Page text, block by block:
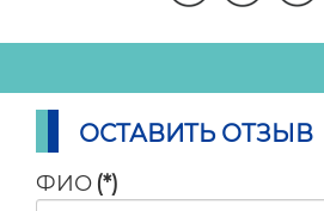
ОСТАВИТЬ ОТЗЫВ
ФИО (*)